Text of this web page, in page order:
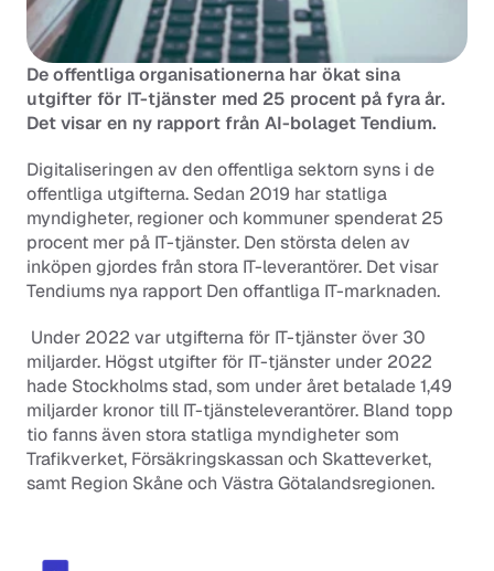
De offentliga organisationerna har ökat sina
utgifter för IT-tjänster med 25 procent på fyra år.
Det visar en ny rapport från AI-bolaget Tendium.
Digitaliseringen av den offentliga sektorn syns i de
offentliga utgifterna. Sedan 2019 har statliga
myndigheter, regioner och kommuner spenderat 25
procent mer på IT-tjänster. Den största delen av
inköpen gjordes från stora IT-leverantörer. Det visar
Tendiums nya rapport Den offantliga IT-marknaden.
Under 2022 var utgifterna för IT-tjänster över 30
miljarder. Högst utgifter för IT-tjänster under 2022
hade Stockholms stad, som under året betalade 1,49
miljarder kronor till IT-tjänsteleverantörer. Bland topp
tio fanns även stora statliga myndigheter som
Trafikverket, Försäkringskassan och Skatteverket,
samt Region Skåne och Västra Götalandsregionen.